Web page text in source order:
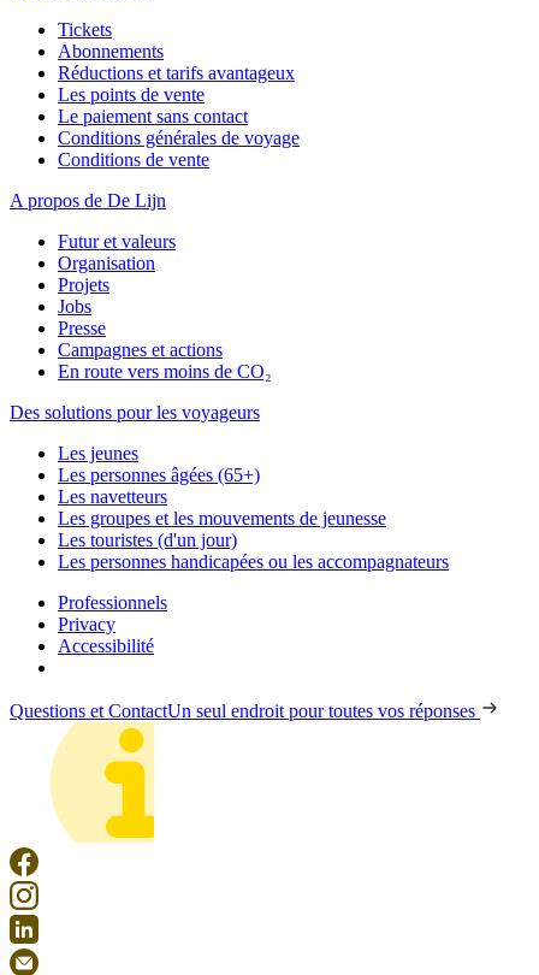
Tickets
Abonnements
Réductions et tarifs avantageux
Les points de vente
Le paiement sans contact
Conditions générales de voyage
Conditions de vente
A propos de De Lijn
Futur et valeurs
Organisation
Projets
Jobs
Presse
Campagnes et actions
En route vers moins de CO₂
Des solutions pour les voyageurs
Les jeunes
Les personnes âgées (65+)
Les navetteurs
Les groupes et les mouvements de jeunesse
Les touristes (d'un jour)
Les personnes handicapées ou les accompagnateurs
Professionnels
Privacy
Accessibilité
Questions et ContactUn seul endroit pour toutes vos réponses